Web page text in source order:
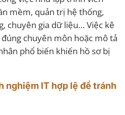
mềm, quản trị hệ thống,
chuyên gia dữ liệu… Việc kê
chuyên môn hoặc mô tả
phổ biến khiến hồ sơ bị
nghiệm IT hợp lệ để tránh